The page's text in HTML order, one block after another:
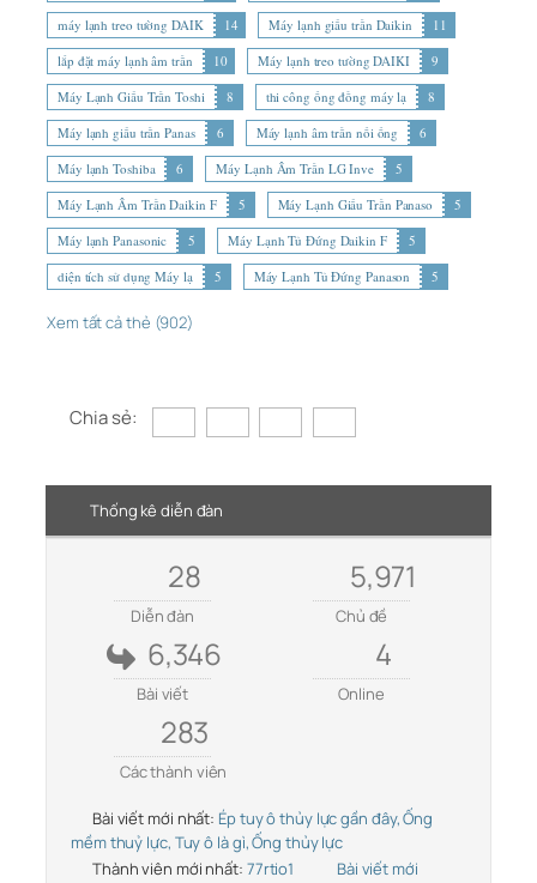
máy lạnh treo tường DAIK
14 Máy lạnh giấu trần Daikin
11
lắp đặt máy lạnh âm trần
10 Máy lạnh treo tường DAIKI
9
Máy Lạnh Giấu Trần Toshi
8 thi công ống đồng máy lạ
8
Máy lạnh giấu trần Panas
6 Máy lạnh âm trần nối ống
6
Máy lạnh Toshiba
6 Máy Lạnh Âm Trần LG Inve
5
Máy Lạnh Âm Trần Daikin F
5 Máy Lạnh Giấu Trần Panaso
5
Máy lạnh Panasonic
5 Máy Lạnh Tủ Đứng Daikin F
5
diện tích sử dụng Máy lạ
5 Máy Lạnh Tủ Đứng Panason 5
Xem tất cả thẻ (902)
Chia sẻ:
Thống kê diễn đàn
28
Diễn đàn
5,971
Chủ đề
6,346
Bài viết
4
Online
283
Các thành viên
Bài viết mới nhất: Ép tuy ô thủy lực gần đây, Ống
mềm thuỷ lực, Tuy ô là gì, Ống thủy lực
Thành viên mới nhất: 77rtio1 Bài viết mới